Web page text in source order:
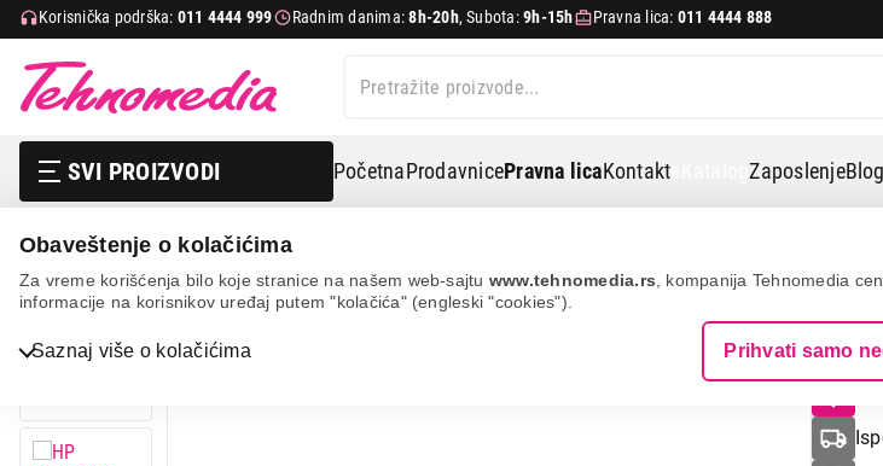
Obaveštenje o kolačićima
Za vreme korišćenja bilo koje stranice na našem web-sajtu www.tehnomedia.rs , kompanija Tehnomedia
informacije na korisnikov uređaj putem "kolačića" (engleski "cookies").
Saznaj više o kolačićima Prihvati samo
Korisnička podrška: 011 4444 999 Radnim danima:8h-20h, Subota:9h-15h Pravna lica: 011 4444 888
SVI PROIZVODI PočetnaProdavnicePravna licaKontakt eKatalogZaposlenjeBlog
Bela tehnika
Hp neverstop 1000w 4ry23a
HP